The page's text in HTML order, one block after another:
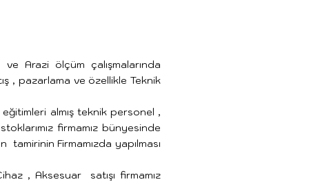
Arazi ölçüm çalışmalarında
, pazarlama ve özellikle Teknik
almış teknik personel ,
firmamız bünyesinde
Firmamızda yapılması
, Aksesuar satışı firmamız